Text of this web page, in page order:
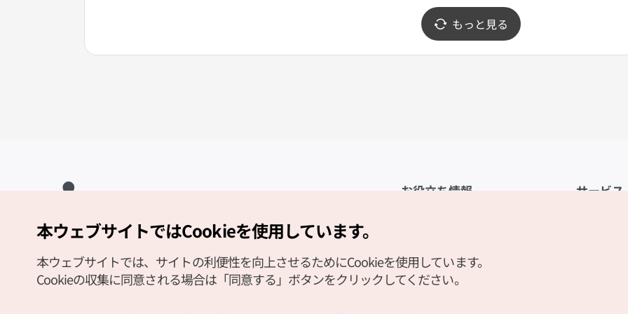
もっと見る
お役立ち情報
観光資料ダウンロード
デジタルブック／電子書籍
サービス
Copyright (c) Korea Tourism Organization All Rights Reserved.
サイトエラー報告
公式メール
本ウェブサイトではCookieを使用しています。
本ウェブサイトでは、サイトの利便性を向上させるためにCookieを使用しています。
Cookieの収集に同意される場合は「同意する」ボタンをクリックしてください。